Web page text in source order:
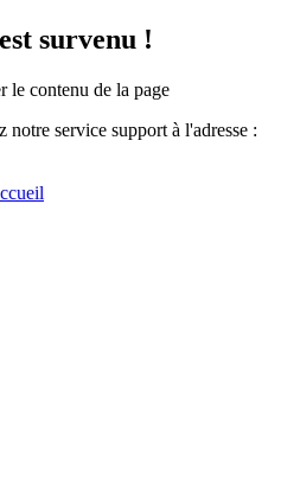
survenu !
le contenu de la page
notre service support à l'adresse :